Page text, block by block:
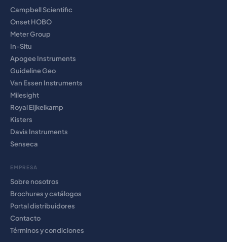
Campbell Scientific
Onset HOBO
Meter Group
In-Situ
Apogee Instruments
Guideline Geo
Van Essen Instruments
Milesight
Royal Eijkelkamp
Kisters
Davis Instruments
Senseca
EMPRESA
Sobre nosotros
Brochures y catálogos
Portal distribuidores
Contacto
Términos y condiciones